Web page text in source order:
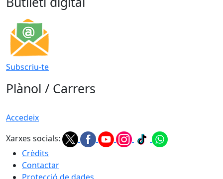
Subscriu-te
Plànol / Carrers
Accedeix
Xarxes socials:
Crèdits
Contactar